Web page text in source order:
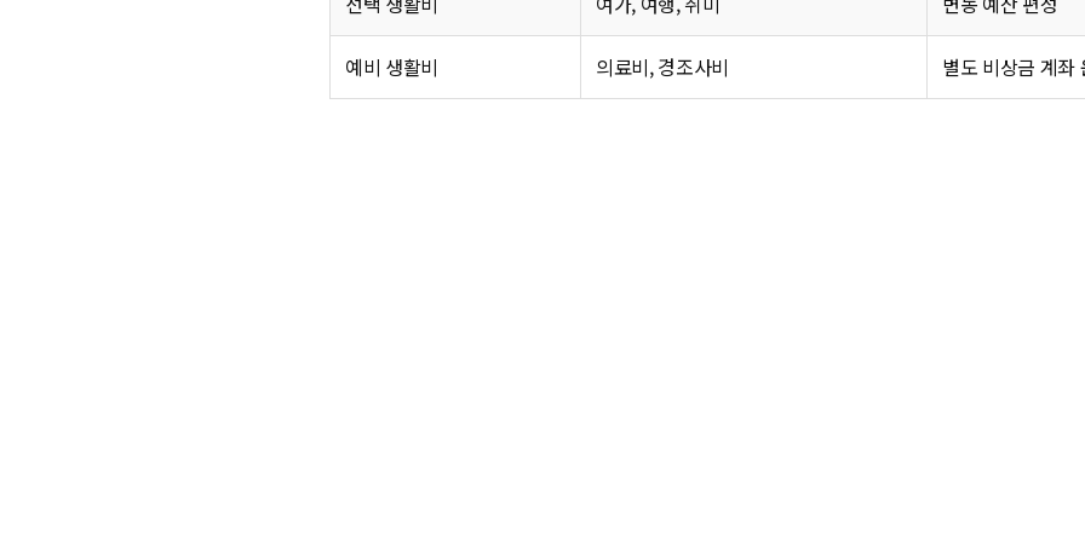
예비 생활비 의료비, 경조사비 별도 비상금 계좌